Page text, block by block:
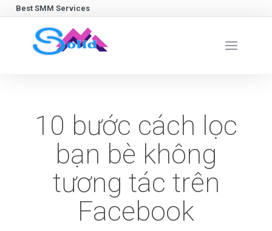
Best SMM Services
10 bước cách lọc
bạn bè không
tương tác trên
Facebook